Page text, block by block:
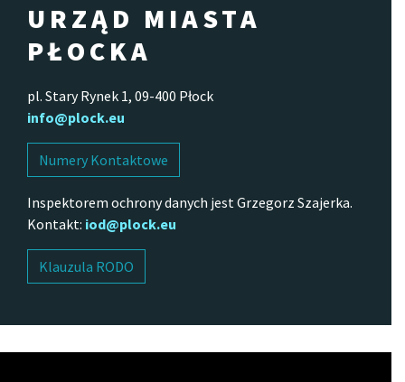
URZĄD MIASTA
PŁOCKA
pl. Stary Rynek 1, 09-400 Płock
info@plock.eu
Numery Kontaktowe
Inspektorem ochrony danych jest Grzegorz Szajerka.
Kontakt: iod@plock.eu
Klauzula RODO